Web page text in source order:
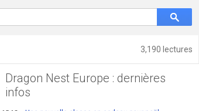
3,190 lectures
Dragon Nest Europe : dernières
infos